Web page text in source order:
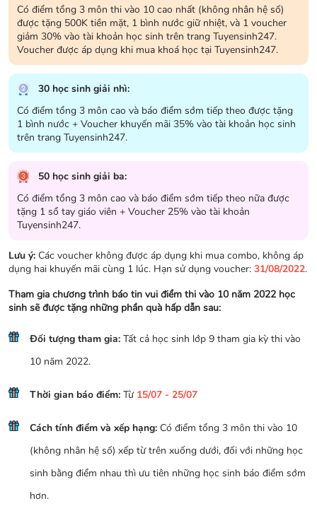
Có điểm tổng 3 môn thi vào 10 cao nhất (không nhân hệ số)
được tặng 500K tiền mặt, 1 bình nước giữ nhiệt, và 1 voucher
giảm 30% vào tài khoản học sinh trên trang Tuyensinh247.
Voucher được áp dụng khi mua khoá học tại Tuyensinh247.
30 học sinh giải nhì:
Có điểm tổng 3 môn cao và báo điểm sớm tiếp theo được tặng
1 bình nước + Voucher khuyến mãi 35% vào tài khoản học sinh
trên trang Tuyensinh247.
50 học sinh giải ba:
Có điểm tổng 3 môn cao và báo điểm sớm tiếp theo nữa được
tặng 1 sổ tay giáo viên + Voucher 25% vào tài khoản
Tuyensinh247.
Lưu ý: Các voucher không được áp dụng khi mua combo, không áp
dụng hai khuyến mãi cùng 1 lúc. Hạn sử dụng voucher: 31/08/2022.
Tham gia chương trình báo tin vui điểm thi vào 10 năm 2022 học
sinh sẽ được tặng những phần quà hấp dẫn sau:
Đối tượng tham gia: Tất cả học sinh lớp 9 tham gia kỳ thi vào
10 năm 2022.
Thời gian báo điểm: Từ 15/07 - 25/07
Cách tính điểm và xếp hạng: Có điểm tổng 3 môn thi vào 10
(không nhân hệ số) xếp từ trên xuống dưới, đối với những học
sinh bằng điểm nhau thì ưu tiên những học sinh báo điểm sớm
hơn.